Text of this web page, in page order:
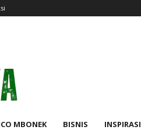
MBONEK BISNIS INSPIRASI